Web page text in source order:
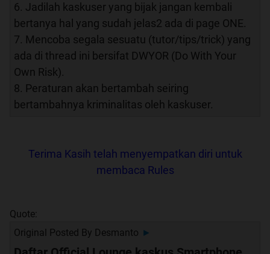
6. Jadilah kaskuser yang bijak jangan kembali
bertanya hal yang sudah jelas2 ada di page ONE.
7. Mencoba segala sesuatu (tutor/tips/trick) yang
ada di thread ini bersifat DWYOR (Do With Your
Own Risk).
8. Peraturan akan bertambah seiring
bertambahnya kriminalitas oleh kaskuser.
Terima Kasih telah menyempatkan diri untuk
membaca Rules
Quote:
Original Posted By Desmanto ►